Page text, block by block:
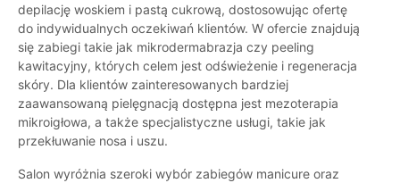
depilację woskiem i pastą cukrową, dostosowując ofertę
do indywidualnych oczekiwań klientów. W ofercie znajdują
się zabiegi takie jak mikrodermabrazja czy peeling
kawitacyjny, których celem jest odświeżenie i regeneracja
skóry. Dla klientów zainteresowanych bardziej
zaawansowaną pielęgnacją dostępna jest mezoterapia
mikroigłowa, a także specjalistyczne usługi, takie jak
przekłuwanie nosa i uszu.
Salon wyróżnia szeroki wybór zabiegów manicure oraz